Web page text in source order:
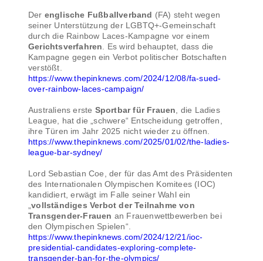
Der englische Fußballverband (FA) steht wegen
seiner Unterstützung der LGBTQ+-Gemeinschaft
durch die Rainbow Laces-Kampagne vor einem
Gerichtsverfahren . Es wird behauptet, dass die
Kampagne gegen ein Verbot politischer Botschaften
verstößt.
https://www.thepinknews.com/2024/12/08/fa-sued-
over-rainbow-laces-campaign/
Australiens erste Sportbar für Frauen , die Ladies
League, hat die „schwere“ Entscheidung getroffen,
ihre Türen im Jahr 2025 nicht wieder zu öffnen.
https://www.thepinknews.com/2025/01/02/the-ladies-
league-bar-sydney/
Lord Sebastian Coe, der für das Amt des Präsidenten
des Internationalen Olympischen Komitees (IOC)
kandidiert, erwägt im Falle seiner Wahl ein
„vollständiges Verbot der Teilnahme von
Transgender-Frauen an Frauenwettbewerben bei
den Olympischen Spielen“.
https://www.thepinknews.com/2024/12/21/ioc-
presidential-candidates-exploring-complete-
transgender-ban-for-the-olympics/